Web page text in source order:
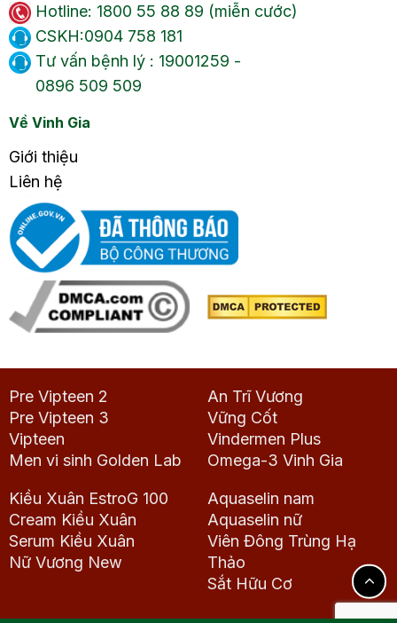
Hotline: 1800 55 88 89 (miễn cước)
CSKH:0904 758 181
Tư vấn bệnh lý : 19001259 -
0896 509 509
Về Vinh Gia
Giới thiệu
Liên hệ
Pre Vipteen 2
Pre Vipteen 3
Vipteen
Men vi sinh Golden Lab
An Trĩ Vương
Vững Cốt
Vindermen Plus
Omega-3 Vinh Gia
Kiều Xuân EstroG 100
Cream Kiều Xuân
Serum Kiều Xuân
Nữ Vương New
Aquaselin nam
Aquaselin nữ
Viên Đông Trùng Hạ
Thảo
Sắt Hữu Cơ